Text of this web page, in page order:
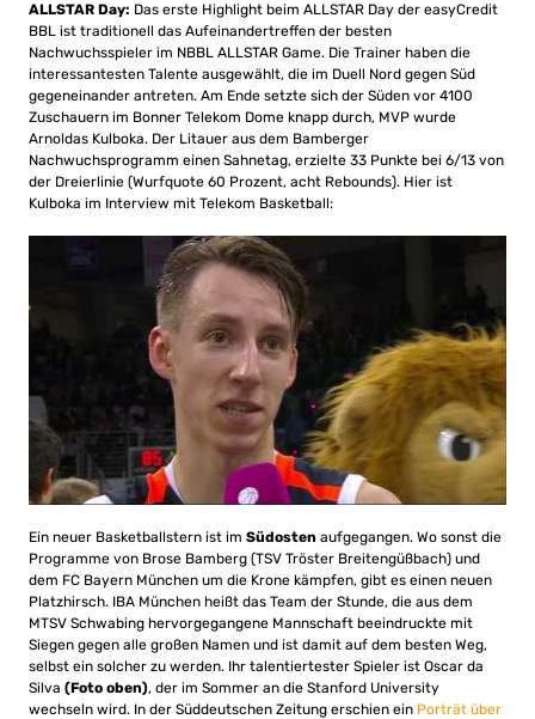
ALLSTAR Day: Das erste Highlight beim ALLSTAR Day der easyCredit
BBL ist traditionell das Aufeinandertreffen der besten
Nachwuchsspieler im NBBL ALLSTAR Game. Die Trainer haben die
interessantesten Talente ausgewählt, die im Duell Nord gegen Süd
gegeneinander antreten. Am Ende setzte sich der Süden vor 4100
Zuschauern im Bonner Telekom Dome knapp durch, MVP wurde
Arnoldas Kulboka. Der Litauer aus dem Bamberger
Nachwuchsprogramm einen Sahnetag, erzielte 33 Punkte bei 6/13 von
der Dreierlinie (Wurfquote 60 Prozent, acht Rebounds). Hier ist
Kulboka im Interview mit Telekom Basketball:
Ein neuer Basketballstern ist im Südosten aufgegangen. Wo sonst die
Programme von Brose Bamberg (TSV Tröster Breitengüßbach) und
dem FC Bayern München um die Krone kämpfen, gibt es einen neuen
Platzhirsch. IBA München heißt das Team der Stunde, die aus dem
MTSV Schwabing hervorgegangene Mannschaft beeindruckte mit
Siegen gegen alle großen Namen und ist damit auf dem besten Weg,
selbst ein solcher zu werden. Ihr talentiertester Spieler ist Oscar da
Silva (Foto oben), der im Sommer an die Stanford University
wechseln wird. In der Süddeutschen Zeitung erschien ein Porträt über